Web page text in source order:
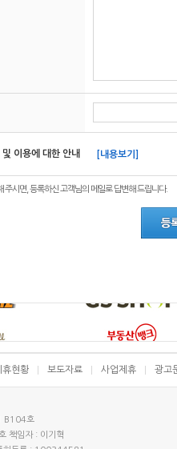
이용에 대한 안내 [내용보기]
주시면, 등록하신 고객님의 메일로 답변해 드립니다.
휴현황 보도자료 사업제휴 광고
B104호
책임자 : 이기혁